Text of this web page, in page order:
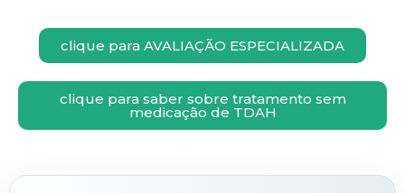
clique para AVALIAÇÃO ESPECIALIZADA
clique para saber sobre tratamento sem
medicação de TDAH